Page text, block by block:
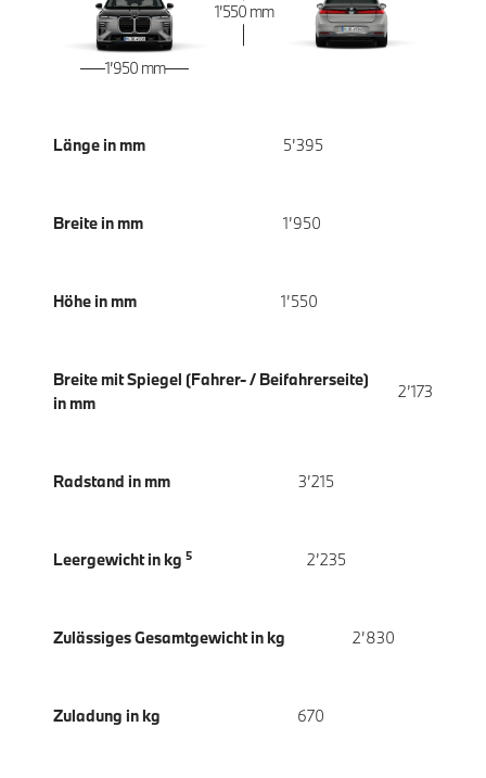
1’950 mm
1’550 mm
Länge in mm 5’395
Breite in mm 1’950
Höhe in mm 1’550
Breite mit Spiegel (Fahrer- / Beifahrerseite)
in mm
2’173
Radstand in mm 3’215
Leergewicht in kg 5 2’235
Zulässiges Gesamtgewicht in kg 2’830
Zuladung in kg 670